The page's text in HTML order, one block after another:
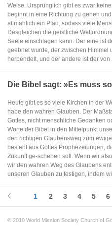
Weise. Ursprünglich gibt es zwar
beginnt in eine Richtung zu gehen
allmählich ein Pfad, sodass viele
Desgleichen die geistliche
Seele einschlagen kann: Der eine ist
geebnet wurde, der zwischen Himmel
herpendelt, und der andere ist der
Die Bibel sagt: »Es muss
Heute gibt es so viele Kirchen in der
habe den wahren Glauben. Der
Gottes, nicht menschliche Gedanken
Worte der Bibel in den Mittelpunkt
den richtigen Glaubensweg zum
besteht aus Gottes Prophezeiungen,
Zukunft ge-schehen soll. Wenn wir
wir den wahren Weg des Glaubens
unseren Glauben zu festigen, indem
1 2 3 4 5 6
© 2010 World Mission Society Church of